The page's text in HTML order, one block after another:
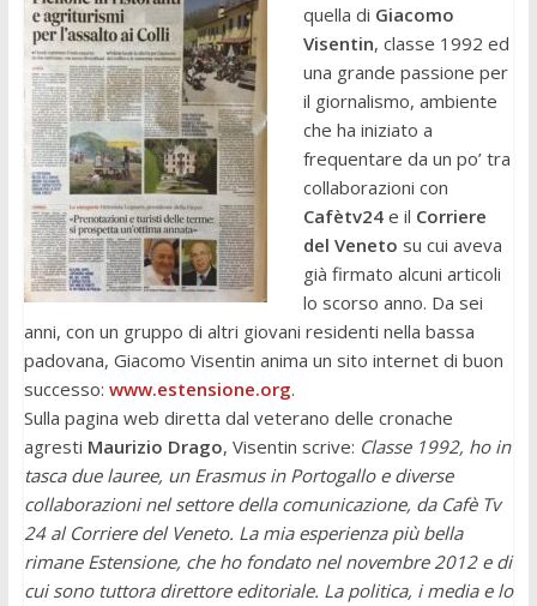
quella di Giacomo
Visentin, classe 1992 ed
una grande passione per
il giornalismo, ambiente
che ha iniziato a
frequentare da un po’ tra
collaborazioni con
Cafètv24e il Corriere
del Veneto su cui aveva
già firmato alcuni articoli
lo scorso anno. Da sei
anni, con un gruppo di altri giovani residenti nella bassa
padovana, Giacomo Visentin anima un sito internet di buon
successo: www.estensione.org.
Sulla pagina web diretta dal veterano delle cronache
agresti Maurizio Drago, Visentin scrive: Classe 1992, ho in
tasca due lauree, un Erasmus in Portogallo e diverse
collaborazioni nel settore della comunicazione, da Cafè Tv
24 al Corriere del Veneto. La mia esperienza più bella
rimane Estensione, che ho fondato nel novembre 2012 e di
cui sono tuttora direttore editoriale. La politica, i media e lo